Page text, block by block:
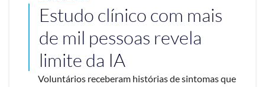
Estudo clínico com mais
de mil pessoas revela
limite da IA
Voluntários receberam histórias de sintomas que